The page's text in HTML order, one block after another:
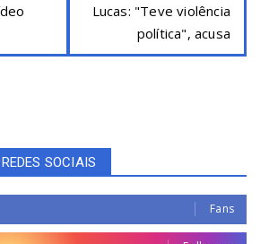
Lucas: "Teve violência
política", acusa
SOCIAIS
Fans